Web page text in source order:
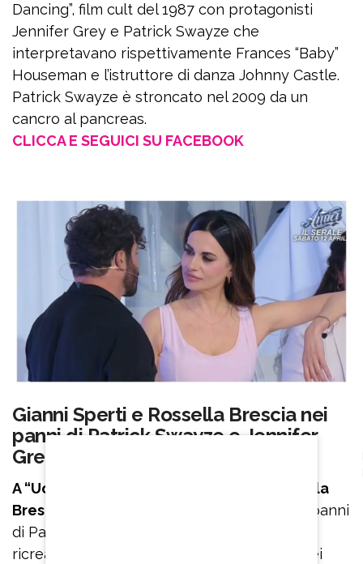
Dancing”, film cult del 1987 con protagonisti
Jennifer Grey e Patrick Swayze che
interpretavano rispettivamente Frances “Baby”
Houseman e l’istruttore di danza Johnny Castle.
Patrick Swayze è stroncato nel 2009 da un
cancro al pancreas.
CLICCA E SEGUICI SU FACEBOOK
Gianni Sperti e Rossella Brescia nei
panni di Patrick Swayze e Jennifer
Grey
A “Uomini e Donne”, Gianni Sperti e Rossella
Brescia si sono calati alla perfezione
nei panni
di Patrick Swayze e Jennifer Grey e hanno
ricreato la scena in cui lui sollevava in aria lei